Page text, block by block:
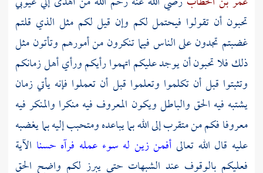
تحبون أن تقولوا فيحتمل لكم وإن قيل لكم مثل الذي قلتم
غضبتم تجدون على الناس فيما تنكرون من أمورهم وتأتون مثل
ذلك فلا تحبون أن يوجد عليكم اتهموا رأيكم ورأي أهل زمانكم
وتثبتوا قبل أن تكلموا وتعلموا قبل أن تعملوا فإنه يأتي زمان
يشتبه فيه الحق والباطل ويكون المعروف فيه منكرا والمنكر فيه
معروفا فكم من متقرب إلى الله بما يباعده ومتحبب إليه بما يغضبه
عليه قال الله تعالى أفمن زين له سوء عمله فرآه حسنا الآية
فعليكم بالوقوف عند الشبهات حتى يبرز لكم واضح الحق